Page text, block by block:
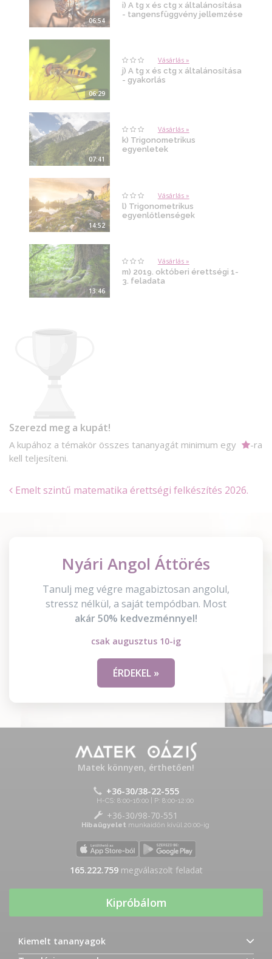
06:54
i) A tg x és ctg x általánosítása
- tangensfüggvény jellemzése
06:29
Vásárlás »
j) A tg x és ctg x általánosítása
- gyakorlás
07:41
Vásárlás »
k) Trigonometrikus
egyenletek
14:52
Vásárlás »
l) Trigonometrikus
egyenlőtlenségek
13:46
Vásárlás »
m) 2019. októberi érettségi 1-
3. feladata
Szerezd meg a kupát!
A kupához a témakör összes tananyagát minimum egy
-ra
kell teljesíteni.
Emelt szintű matematika érettségi felkészítés 2026.
Nyári Angol Áttörés
Tanulj meg végre magabiztosan angolul,
stressz nélkül, a saját tempódban. Most
akár 50% kedvezménnyel!
csak augusztus 10-ig
ÉRDEKEL »
Matek könnyen, érthetően!
+36-30/38-22-555
H-CS: 8:00-16:00 | P: 8:00-12:00
+36-30/98-70-551
Hibaügyelet munkaidőn kívül 20:00-ig
165.222.759megválaszolt feladat
Kipróbálom
Kiemelt tananyagok